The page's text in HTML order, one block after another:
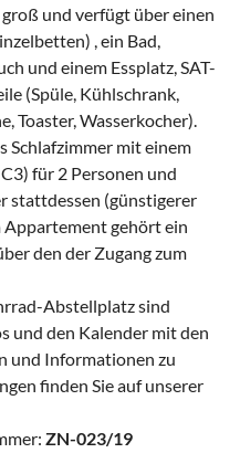
und verfügt über einen
, ein Bad,
und einem Essplatz, SAT-
(Spüle, Kühlschrank,
Toaster, Wasserkocher).
Schlafzimmer mit einem
für 2 Personen und
stattdessen (günstigerer
Appartement gehört ein
den der Zugang zum
Abstellplatz sind
und den Kalender mit den
und Informationen zu
finden Sie auf unserer
ZN-023/19